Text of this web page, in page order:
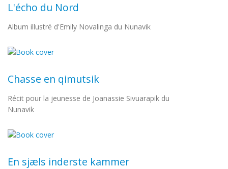
L'écho du Nord
Album illustré d'Emily Novalinga du Nunavik
Chasse en qimutsik
Récit pour la jeunesse de Joanassie Sivuarapik du
Nunavik
En sjæls inderste kammer